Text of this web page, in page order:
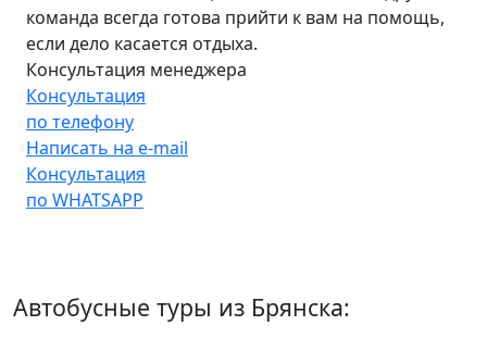
команда всегда готова прийти к вам на помощь,
если дело касается отдыха.
Консультация менеджера
Консультация
по телефону
Написать на e-mail
Консультация
по WHATSAPP
Автобусные туры из Брянска: